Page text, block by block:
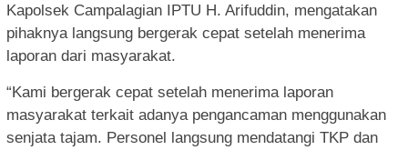
Kapolsek Campalagian IPTU H. Arifuddin, mengatakan
pihaknya langsung bergerak cepat setelah menerima
laporan dari masyarakat.
“Kami bergerak cepat setelah menerima laporan
masyarakat terkait adanya pengancaman menggunakan
senjata tajam. Personel langsung mendatangi TKP dan